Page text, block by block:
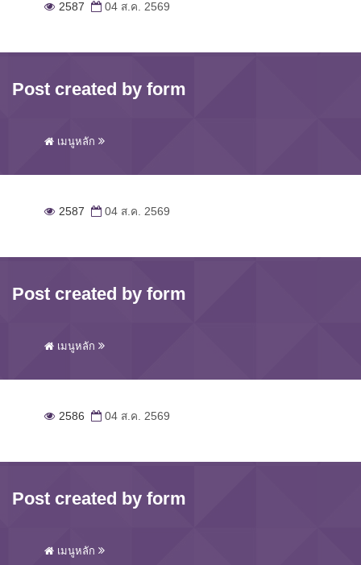
2587 04 ส.ค. 2569
Post created by form
เมนูหลัก
2587 04 ส.ค. 2569
Post created by form
เมนูหลัก
2586 04 ส.ค. 2569
Post created by form
เมนูหลัก